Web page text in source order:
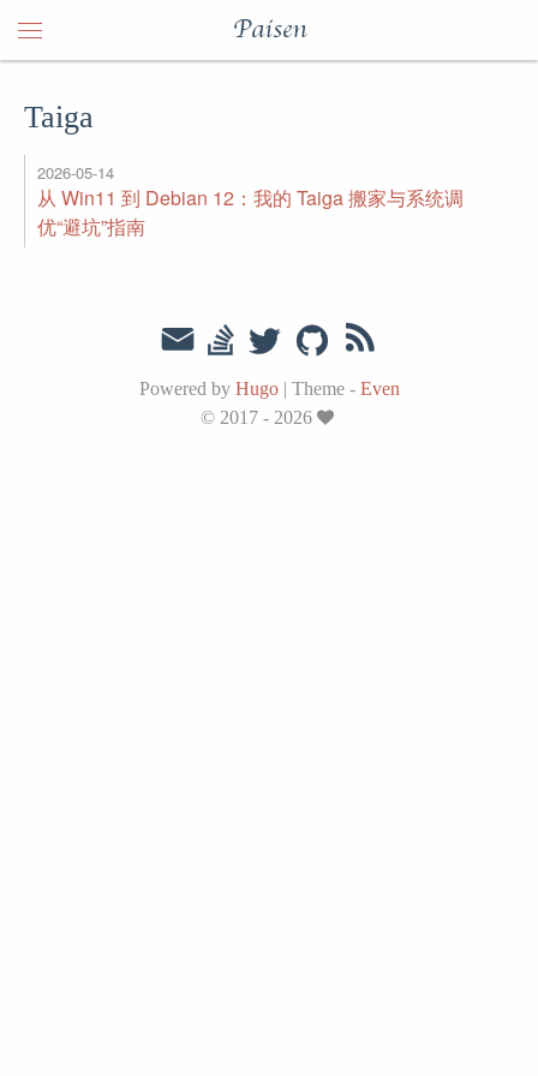
Paisen
Taiga
2026-05-14
从 Win11 到 Debian 12：我的 Taiga 搬家与系统调
优“避坑”指南
Powered by Hugo | Theme - Even
© 2017 - 2026